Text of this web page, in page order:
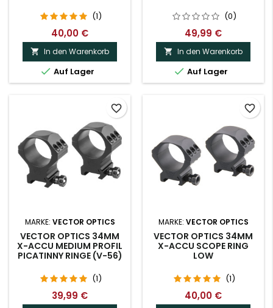
(1)
40,00 €
 In den Warenkorb
 Auf Lager
(0)
49,99 €
 In den Warenkorb
 Auf Lager
MARKE: VECTOR OPTICS
VECTOR OPTICS 34MM
X-ACCU MEDIUM PROFIL
PICATINNY RINGE (V-56)
(1)
39,99 €
favorite_border
MARKE: VECTOR OPTICS
VECTOR OPTICS 34MM
X-ACCU SCOPE RING
LOW
(1)
40,00 €
favorite_border